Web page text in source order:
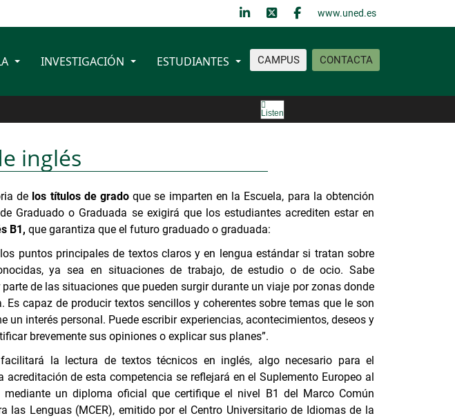
www.uned.es
CAMPUS CONTACTA
INVESTIGACIÓN ESTUDIANTES
Listen
inglés
de los títulos de grado que se imparten en la Escuela, para la obtención
Graduado o Graduada se exigirá que los estudiantes acrediten estar en
B1, que garantiza que el futuro graduado o graduada:
puntos principales de textos claros y en lengua estándar si tratan sobre
ya sea en situaciones de trabajo, de estudio o de ocio. Sabe
de las situaciones que pueden surgir durante un viaje por zonas donde
Es capaz de producir textos sencillos y coherentes sobre temas que le son
un interés personal. Puede escribir experiencias, acontecimientos, deseos y
brevemente sus opiniones o explicar sus planes”.
la lectura de textos técnicos en inglés, algo necesario para el
acreditación de esta competencia se reflejará en el Suplemento Europeo al
mediante un diploma oficial que certifique el nivel B1 del Marco Común
las Lenguas (MCER), emitido por el Centro Universitario de Idiomas de la